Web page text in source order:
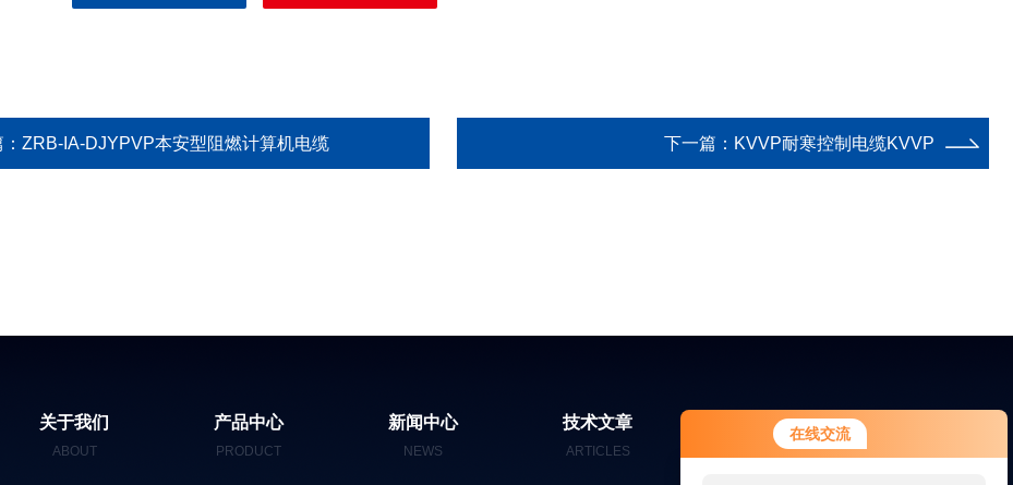
在线交流
您好！欢迎前来咨询，很高兴为您
服务，请问您要咨询什么问题呢？
ZRB-IA-DJYPVP本安型阻燃计算机电缆 下一篇： KVVP耐寒控制电缆KVVP
关于我们
ABOUT
产品中心
PRODUCT
新闻中心
NEWS
技术文章
ARTICLES
在线留言
MESSAGES